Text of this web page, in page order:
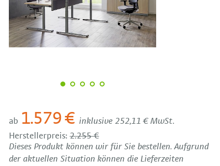
ab 1.579 € inklusive 252,11 € MwSt.
Herstellerpreis:2.255 €
Dieses Produkt können wir für Sie bestellen. Aufgrund
der aktuellen Situation können die Lieferzeiten